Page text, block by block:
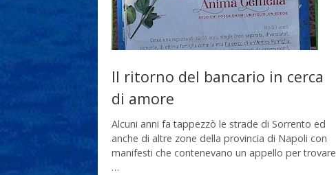
Il ritorno del bancario in cerca
di amore
Alcuni anni fa tappezzò le strade di Sorrento ed
anche di altre zone della provincia di Napoli con
manifesti che contenevano un appello per trovare
…